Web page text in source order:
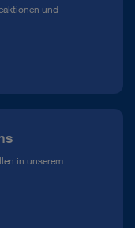
und
in unserem